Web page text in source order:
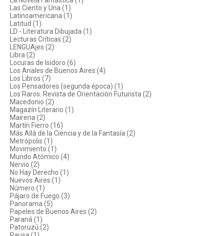
Las Ciento y Una (1)
Latinoamericana (1)
Latitud (1)
LD - Literatura Dibujada (1)
Lecturas Críticas (2)
LENGUAjes (2)
Libra (2)
Locuras de Isidoro (6)
Los Anales de Buenos Aires (4)
Los Libros (7)
Los Pensadores (segunda época) (1)
Los Raros. Revista de Orientación Futurista (2)
Macedonio (2)
Magazín Literario (1)
Mairena (2)
Martín Fierro (16)
Más Allá de la Ciencia y de la Fantasía (2)
Metrópolis (1)
Movimiento (1)
Mundo Atómico (4)
Nervio (2)
No Hay Derecho (1)
Nuevos Aires (1)
Número (1)
Pájaro de Fuego (3)
Panorama (5)
Papeles de Buenos Aires (2)
Paraná (1)
Patoruzú (2)